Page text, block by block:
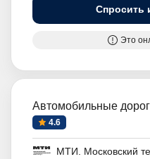
Спросить
Это
Автомобильные
4.6
МТИ. Московский